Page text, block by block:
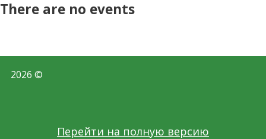
There are no events
2026 ©
Перейти на полную версию